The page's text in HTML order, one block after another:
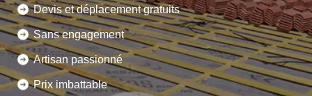
Devis et déplacement gratuits
Sans engagement
Artisan passionné
Prix imbattable